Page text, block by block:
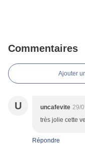
Commentaires
Ajouter
U uncafevite 29/
très jolie cette
Répondre